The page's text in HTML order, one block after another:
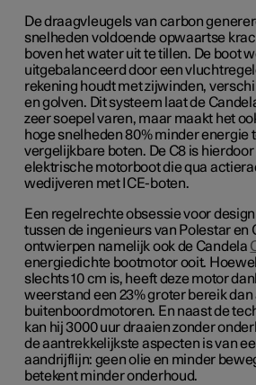
De draagvleugels van carbon
snelheden voldoende opwaartse
boven het water uit te tillen. De boot
uitgebalanceerd door een
rekening houdt met zijwinden,
en golven. Dit systeem laat de
zeer soepel varen, maar maakt het
hoge snelheden 80% minder energie
vergelijkbare boten. De C8 is
elektrische motorboot die qua
wedijveren met ICE-boten.
Een regelrechte obsessie voor
tussen de ingenieurs van Polestar en
ontwierpen namelijk ook de Candela
energiedichte bootmotor ooit.
slechts 10 cm is, heeft deze motor
weerstand een 23% groter bereik
buitenboordmotoren. En naast de
kan hij 3000 uur draaien zonder
de aantrekkelijkste aspecten is van
aandrijflijn: geen olie en minder
betekent minder onderhoud.